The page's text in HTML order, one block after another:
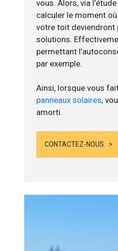
vous. Alors, via
calculer le moment
votre toit deviendront
solutions.
permettant
par exemple.
Ainsi, lorsque vous
panneaux solaires,
amorti.
CONTACTEZ-NOUS